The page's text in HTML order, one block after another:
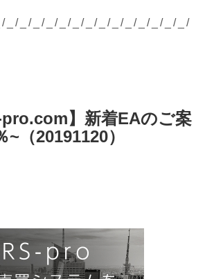
_/_/_/_/_/_/_/_/_/_/_/_/_/_/
pro.com】新着EAのご案
（20191120）